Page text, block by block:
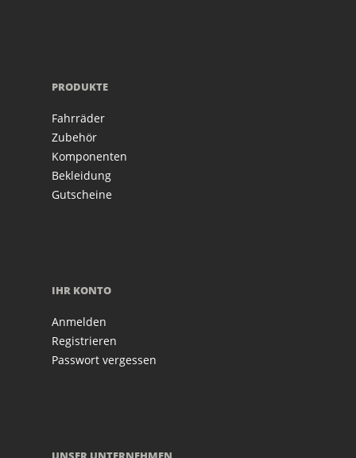
PRODUKTE
Fahrräder
Zubehör
Komponenten
Bekleidung
Gutscheine
IHR KONTO
Anmelden
Registrieren
Passwort vergessen